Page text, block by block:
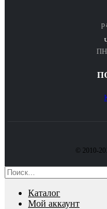
© 2010-
Каталог
Мой аккаунт